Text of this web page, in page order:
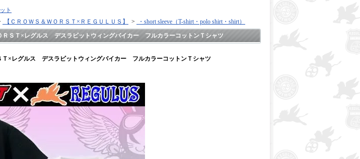
ト
【ＣＲＯＷＳ＆ＷＯＲＳＴ×ＲＥＧＵＬＵＳ】 >
・short sleeve（T-shirt・polo shirt・shirt）
ＲＳＴ×レグルス デスラビットウィングバイカー フルカラーコットンＴシャツ
Ｔ×レグルス デスラビットウィングバイカー フルカラーコットンＴシャツ